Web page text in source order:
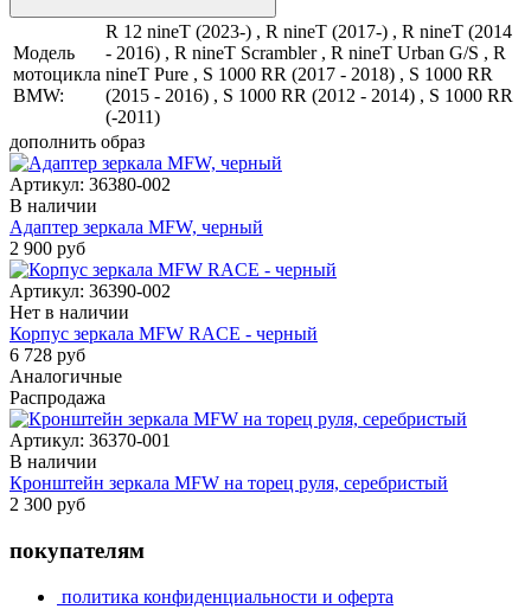
Модель
мотоцикла
BMW:
R 12 nineT (2023-) , R nineT (2017-) , R nineT (2014
- 2016) , R nineT Scrambler , R nineT Urban G/S , R
nineT Pure , S 1000 RR (2017 - 2018) , S 1000 RR
(2015 - 2016) , S 1000 RR (2012 - 2014) , S 1000 RR
(-2011)
дополнить образ
Артикул: 36380-002
В наличии
Адаптер зеркала MFW, черный
2 900 руб
Артикул: 36390-002
Нет в наличии
Корпус зеркала MFW RACE - черный
6 728 руб
Аналогичные
Распродажа
Артикул: 36370-001
В наличии
Кронштейн зеркала MFW на торец руля, серебристый
2 300 руб
покупателям
политика конфиденциальности и оферта